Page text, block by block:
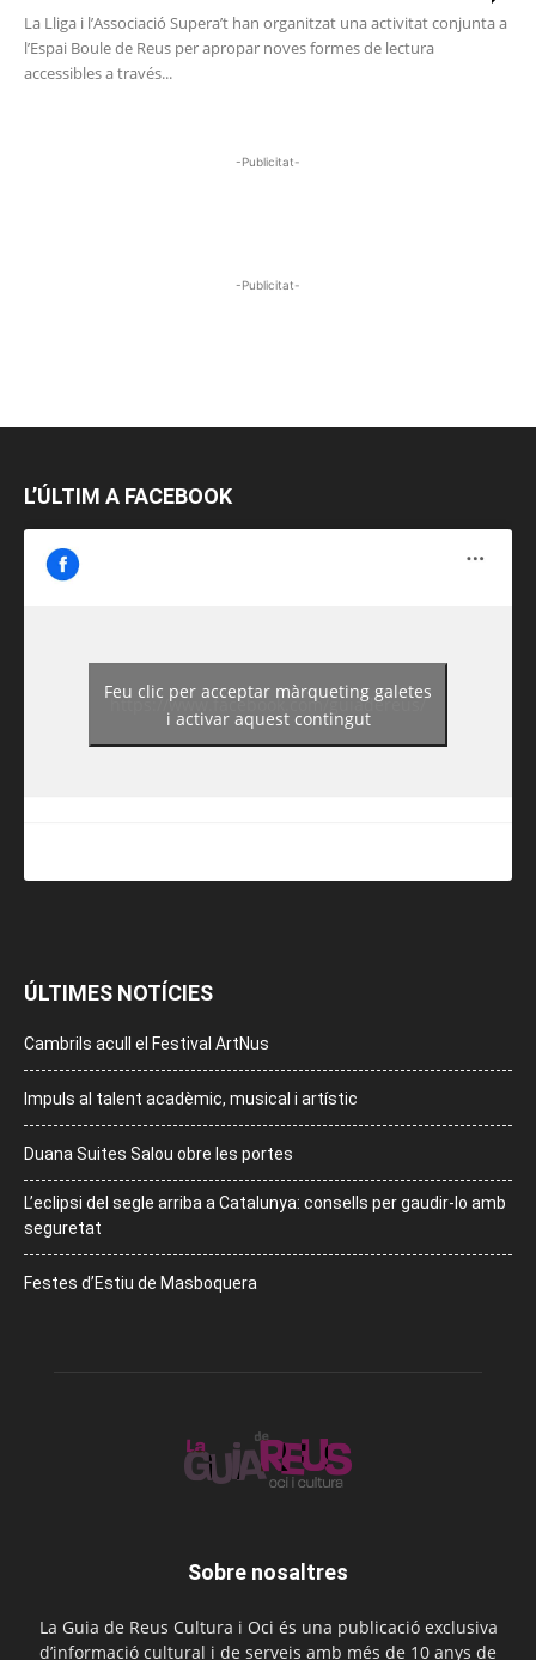
La Lliga i l’Associació Supera’t han organitzat una activitat conjunta a
l’Espai Boule de Reus per apropar noves formes de lectura
accessibles a través...
-Publicitat-
-Publicitat-
L’ÚLTIM A FACEBOOK
https://www.facebook.com/guiadereus/
Feu clic per acceptar màrqueting galetes
i activar aquest contingut
ÚLTIMES NOTÍCIES
Cambrils acull el Festival ArtNus
Impuls al talent acadèmic, musical i artístic
Duana Suites Salou obre les portes
L’eclipsi del segle arriba a Catalunya: consells per gaudir-lo amb
seguretat
Festes d’Estiu de Masboquera
Sobre nosaltres
La Guia de Reus Cultura i Oci és una publicació exclusiva
d’informació cultural i de serveis amb més de 10 anys de